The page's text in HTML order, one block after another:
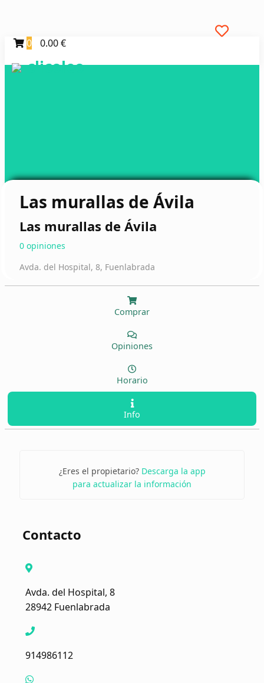
0 0.00 €
clicoleo
Las murallas de Ávila
Las murallas de Ávila
0 opiniones
Avda. del Hospital, 8, Fuenlabrada
Comprar
Opiniones
Horario
Info
¿Eres el propietario? Descarga la app
para actualizar la información
Contacto
Avda. del Hospital, 8
28942 Fuenlabrada
914986112